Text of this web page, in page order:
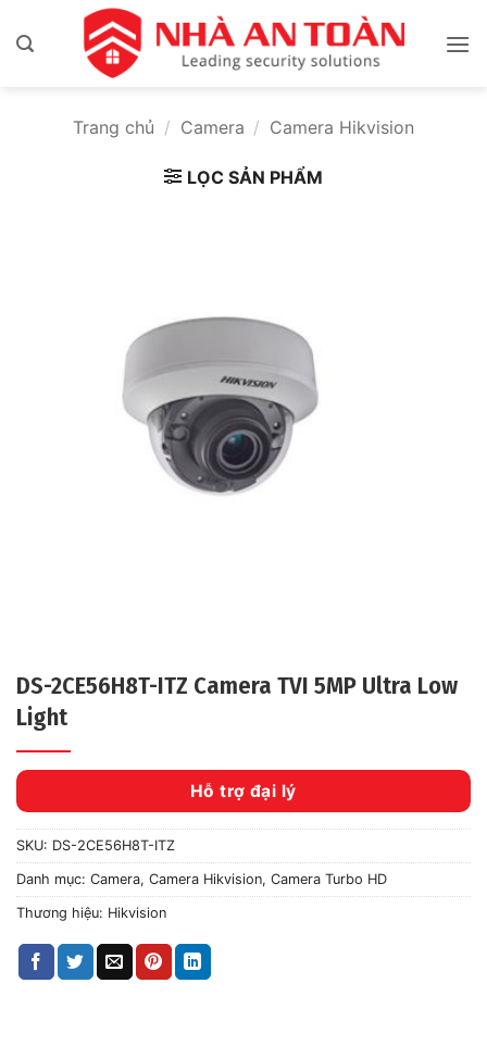
qua
Trang chủ / Camera / Camera Hikvision
LỌC SẢN PHẨM
DS-2CE56H8T-ITZ Camera TVI 5MP Ultra Low
Light
Hỗ trợ đại lý
SKU: DS-2CE56H8T-ITZ
Danh mục: Camera, Camera Hikvision, Camera Turbo HD
Thương hiệu: Hikvision